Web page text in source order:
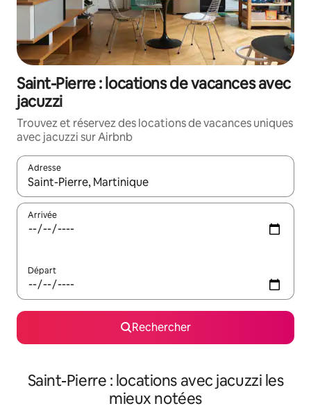
Saint-Pierre : locations de vacances avec
jacuzzi
Trouvez et réservez des locations de vacances uniques
avec jacuzzi sur Airbnb
Adresse
Lorsque les résultats s'affichent, utilisez les flèches vers le
Arrivée
Départ
Rechercher
Saint-Pierre : locations avec jacuzzi les
mieux notées